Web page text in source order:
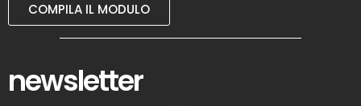
COMPILA IL MODULO
newsletter